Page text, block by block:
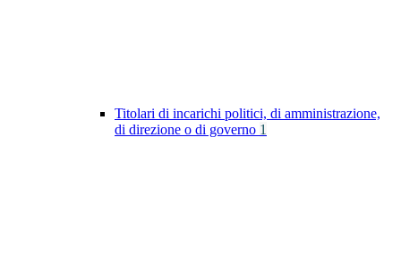
Titolari di incarichi politici, di amministrazione,
di direzione o di governo 1